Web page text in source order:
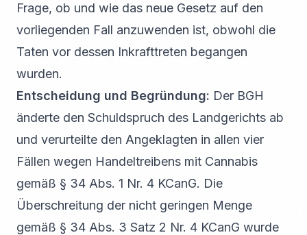
Frage, ob und wie das neue Gesetz auf den
vorliegenden Fall anzuwenden ist, obwohl die
Taten vor dessen Inkrafttreten begangen
wurden.
Entscheidung und Begründung: Der BGH
änderte den Schuldspruch des Landgerichts ab
und verurteilte den Angeklagten in allen vier
Fällen wegen Handeltreibens mit Cannabis
gemäß § 34 Abs. 1 Nr. 4 KCanG. Die
Überschreitung der nicht geringen Menge
gemäß § 34 Abs. 3 Satz 2 Nr. 4 KCanG wurde